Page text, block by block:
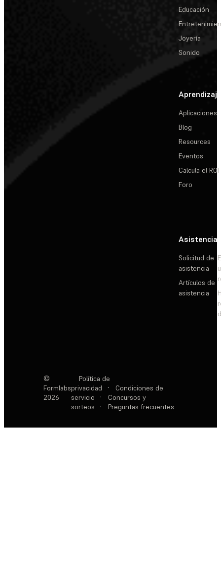
Educación
Joyería
Sonido
Aprendizaje
Aplicaciones
Blog
Resources
Eventos
Calcula el ROI
Foro
Asistencia
Solicitud de
asistencia
Artículos de
asistencia
©
Formlabs
2026
Política de
privacidad
·
Condiciones de
servicio
·
Concursos y
sorteos
· Preguntas frecuentes